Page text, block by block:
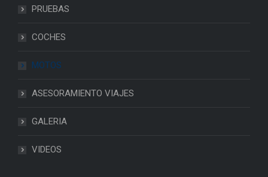
PRUEBAS
COCHES
MOTOS
ASESORAMIENTO VIAJES
GALERIA
VIDEOS